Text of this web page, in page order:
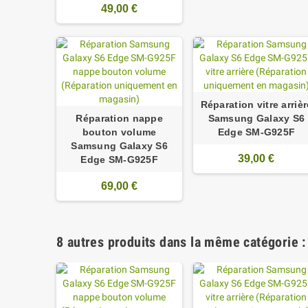
49,00 €
Réparation nappe
bouton volume
Samsung Galaxy S6
Edge SM-G925F
69,00 €
Réparation vitre
Samsung Galaxy S6
Edge SM-G925F
39,00 €
8 autres produits dans la même catégorie :